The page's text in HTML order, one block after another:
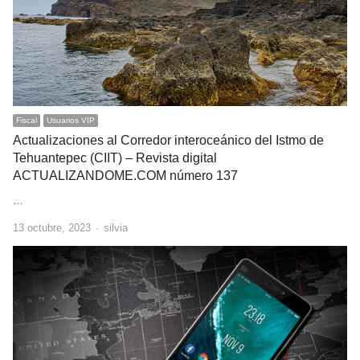
Fiscal Usuarios VIP
Actualizaciones al Corredor interoceánico del Istmo de
Tehuantepec (CIIT) – Revista digital
ACTUALIZANDOME.COM número 137
13 octubre, 2023 Author
silvia